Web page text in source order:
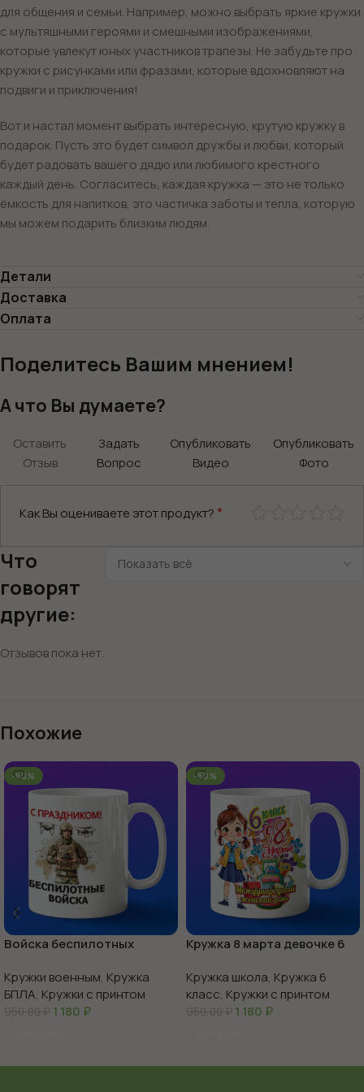
для общения и семьи. Например, можно выбрать яркие кружки
с мультяшными героями и смешными изображениями,
которые увлекут юных участников трапезы. Не забудьте про
кружки с рисунками или фразами, которые вдохновляют на
подвиги и приключения!
Вот и настал момент выбрать интересную, крутую кружку в
подарок. Пусть это будет символ дружбы и любви, который
будет радовать вашего дядю или любимого крестного
каждый день. Согласитесь, каждая кружка — это не только
ёмкость для напитков, это частичка заботы и тепла, которую
мы можем подарить близким людям.
Детали
Доставка
Оплата
Поделитесь Вашим мнением!
А что Вы думаете?
Оставить
Отзыв
Задать
Вопрос
Опубликовать
Видео
Опубликовать
Фото
Как Вы оцениваете этот продукт? *
Что
говорят
другие:
Отзывов пока нет.
Похожие
-60%
Войска беспилотных
Кружки военным, Кружка
БПЛА, Кружки с принтом
950,00₽ 1 180 ₽
-60%
Кружка 8 марта девочке 6
Кружка школа, Кружка 6
класс, Кружки с принтом
950,00₽ 1 180 ₽